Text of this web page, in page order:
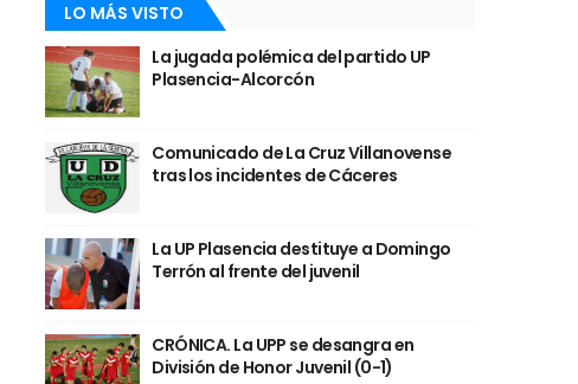
LO MÁS VISTO
La jugada polémica del partido UP
Plasencia-Alcorcón
Comunicado de La Cruz Villanovense
tras los incidentes de Cáceres
La UP Plasencia destituye a Domingo
Terrón al frente del juvenil
CRÓNICA. La UPP se desangra en
División de Honor Juvenil (0-1)